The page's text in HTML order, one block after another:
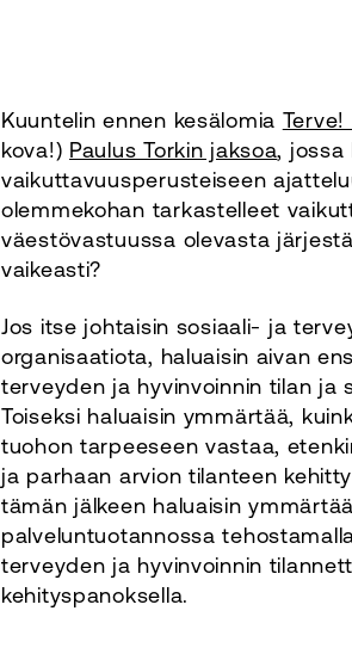
Kuuntelin ennen kesälomia
kova!) Paulus Torkin jaksoa, jossa
vaikuttavuusperusteiseen
olemmekohan tarkastelleet
väestövastuussa olevasta
vaikeasti?
Jos itse johtaisin sosiaali- ja
organisaatiota, haluaisin aivan
terveyden ja hyvinvoinnin tilan ja
Toiseksi haluaisin ymmärtää,
tuohon tarpeeseen vastaa,
ja parhaan arvion tilanteen
tämän jälkeen haluaisin
palveluntuotannossa
terveyden ja hyvinvoinnin
kehityspanoksella.